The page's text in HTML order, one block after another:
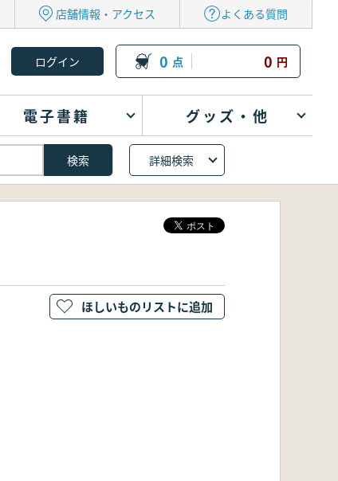
店舗情報・アクセス よくある質問
0 点 0 円
電子書籍 グッズ・他
詳細検索
ほしいものリストに追加